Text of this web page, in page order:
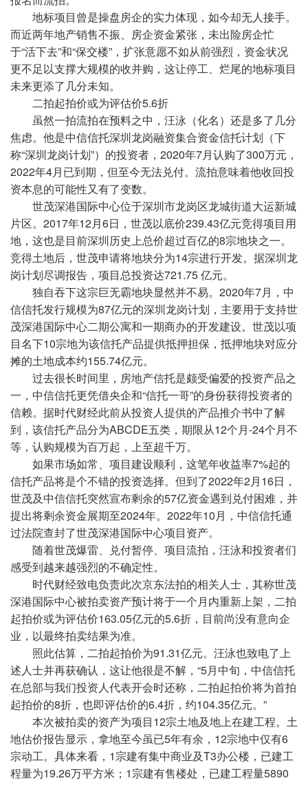
地标项目曾是操盘房企的实力体现，如今却无人接手。
而近两年地产销售不振、房企资金紧张，未出险房企忙
于“活下去”和“保交楼”，扩张意愿不如从前强烈，资金状况
更不足以支撑大规模的收并购，这让停工、烂尾的地标项目
未来更添了几分未知。
二拍起拍价或为评估价5.6折
虽然一拍流拍在预料之中，汪泳（化名）还是多了几分
焦虑。他是中信信托深圳龙岗融资集合资金信托计划（下
称“深圳龙岗计划”）的投资者，2020年7月认购了300万元，
2022年4月已到期，但至今无法兑付。流拍意味着他收回投
资本息的可能性又有了变数。
世茂深港国际中心位于深圳市龙岗区龙城街道大运新城
片区。2017年12月6日，世茂以底价239.43亿元竞得项目用
地，这也是目前深圳历史上总价超过百亿的8宗地块之一。
竞得土地后，世茂申请将地块分为14宗进行开发。据深圳龙
岗计划尽调报告，项目总投资达721.75 亿元。
独自吞下这宗巨无霸地块显然并不易。2020年7月，中
信信托发行规模为87亿元的深圳龙岗计划，主要用于支持世
茂深港国际中心二期公寓和一期商办的开发建设。世茂以项
目名下10宗地为该信托产品提供抵押担保，抵押地块对应分
摊的土地成本约155.74亿元。
过去很长时间里，房地产信托是颇受偏爱的投资产品之
一，中信信托更凭借央企和“信托一哥”的身份获得投资者的
信赖。据时代财经此前从投资人提供的产品推介书中了解
到，该信托产品分为ABCDE五类，期限从12个月-24个月不
等，认购规模为百万起，上至超千万。
如果市场如常、项目建设顺利，这笔年收益率7%起的
信托产品将是个不错的投资选择。但到了2022年2月16日，
世茂及中信信托突然宣布剩余的57亿资金遇到兑付困难，并
提出将剩余资金展期至2024年。2022年10月，中信信托通
过法院查封了世茂深港国际中心项目资产。
随着世茂爆雷、兑付暂停、项目流拍，汪泳和投资者们
感受到越来越强烈的不确定性。
时代财经致电负责此次京东法拍的相关人士，其称世茂
深港国际中心被拍卖资产预计将于一个月内重新上架，二拍
起拍价或为评估价163.05亿元的5.6折，目前尚没有意向企
业，以最终拍卖结果为准。
照此估算，二拍起拍价为91.31亿元。汪泳也致电了上
述人士并再获确认，这让他很是不解，“5月中旬，中信信托
在总部与我们投资人代表开会时还称，二拍起拍价将为首拍
起拍价的8折，也即评估价的6.4折，约104.35亿元。”
本次被拍卖的资产为项目12宗土地及地上在建工程。土
地估价报告显示，拿地至今虽已5年有余，12宗地中仅有6
宗动工。具体来看，1宗建有集中商业及T3办公楼，已建工
程量为19.26万平方米；1宗建有售楼处，已建工程量5890